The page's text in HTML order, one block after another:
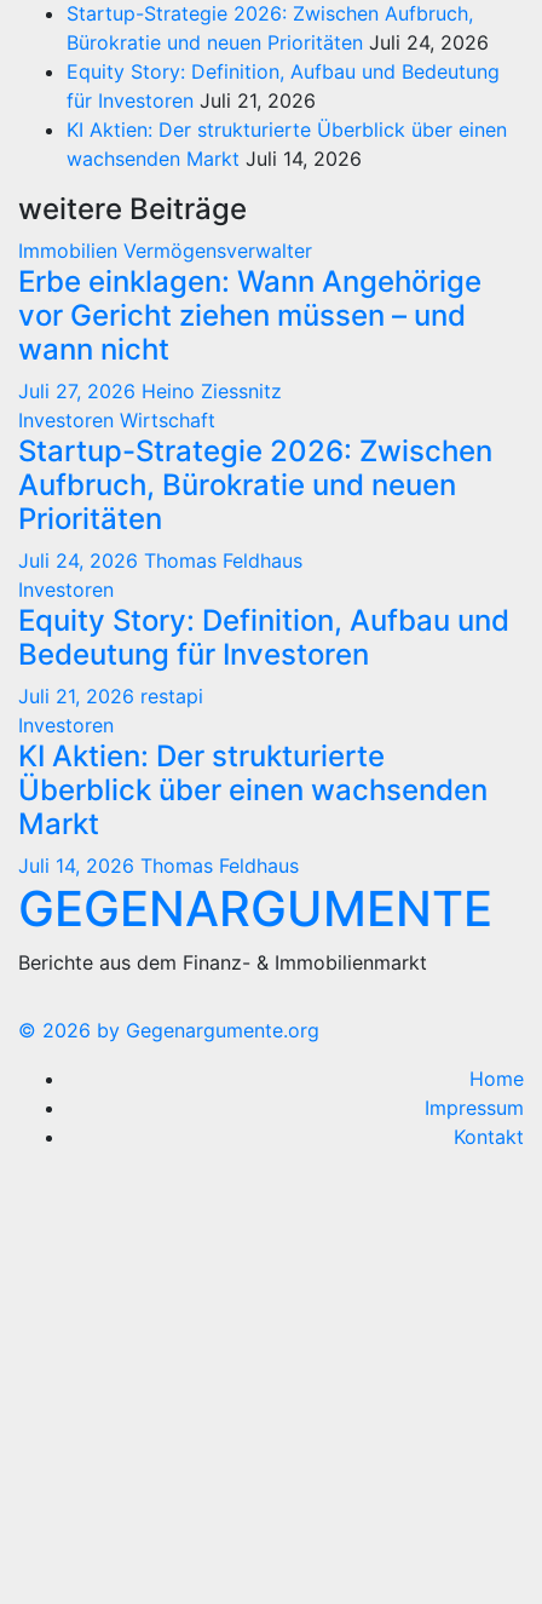
Startup-Strategie 2026: Zwischen Aufbruch,
Bürokratie und neuen Prioritäten Juli 24, 2026
Equity Story: Definition, Aufbau und Bedeutung
für Investoren Juli 21, 2026
KI Aktien: Der strukturierte Überblick über einen
wachsenden Markt Juli 14, 2026
weitere Beiträge
Immobilien Vermögensverwalter
Erbe einklagen: Wann Angehörige
vor Gericht ziehen müssen – und
wann nicht
Juli 27, 2026 Heino Ziessnitz
Investoren Wirtschaft
Startup-Strategie 2026: Zwischen
Aufbruch, Bürokratie und neuen
Prioritäten
Juli 24, 2026 Thomas Feldhaus
Investoren
Equity Story: Definition, Aufbau und
Bedeutung für Investoren
Juli 21, 2026 restapi
Investoren
KI Aktien: Der strukturierte
Überblick über einen wachsenden
Markt
Juli 14, 2026 Thomas Feldhaus
GEGENARGUMENTE
Berichte aus dem Finanz- & Immobilienmarkt
© 2026 by Gegenargumente.org
Home
Impressum
Kontakt